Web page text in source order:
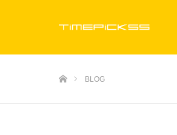
BLOG